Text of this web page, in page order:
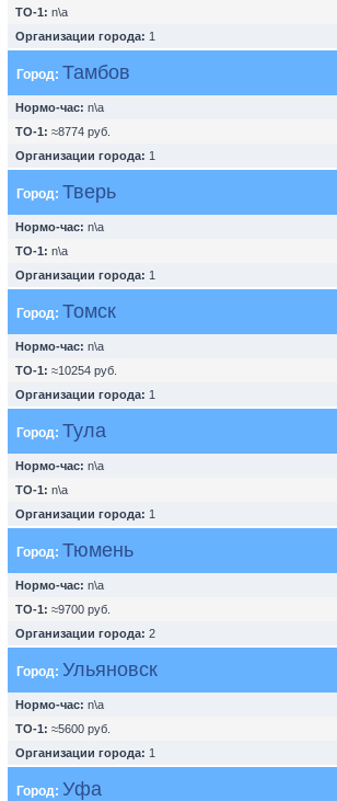
ТО-1: n\a
Организации города: 1
Город: Тамбов
Нормо-час: n\a
ТО-1: ≈8774 руб.
Организации города: 1
Город: Тверь
Нормо-час: n\a
ТО-1: n\a
Организации города: 1
Город: Томск
Нормо-час: n\a
ТО-1: ≈10254 руб.
Организации города: 1
Город: Тула
Нормо-час: n\a
ТО-1: n\a
Организации города: 1
Город: Тюмень
Нормо-час: n\a
ТО-1: ≈9700 руб.
Организации города: 2
Город: Ульяновск
Нормо-час: n\a
ТО-1: ≈5600 руб.
Организации города: 1
Город: Уфа